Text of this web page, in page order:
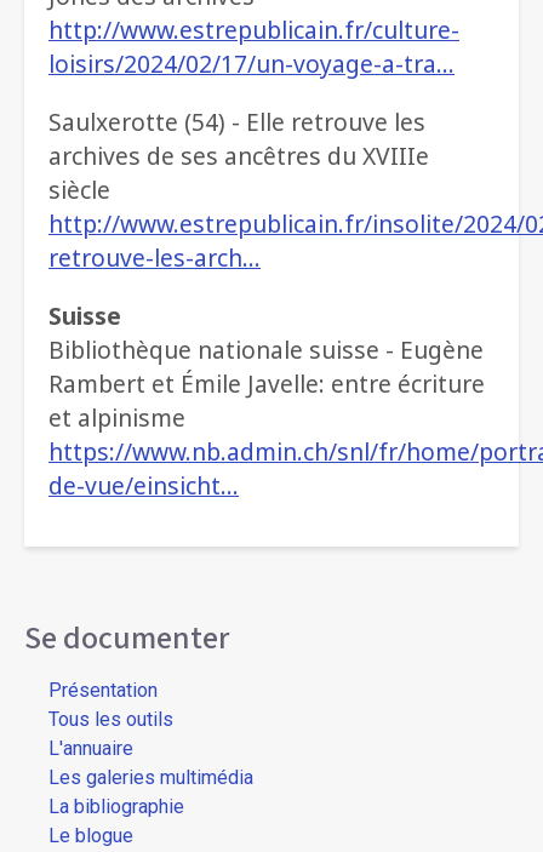
http://www.estrepublicain.fr/culture-
loisirs/2024/02/17/un-voyage-a-tra…
Saulxerotte (54) - Elle retrouve les
archives de ses ancêtres du XVIIIe
siècle
http://www.estrepublicain.fr/insolite/2024/
retrouve-les-arch…
Suisse
Bibliothèque nationale suisse - Eugène
Rambert et Émile Javelle: entre écriture
et alpinisme
https://www.nb.admin.ch/snl/fr/home/
de-vue/einsicht…
Se documenter
Présentation
Tous les outils
L'annuaire
Les galeries multimédia
La bibliographie
Le blogue